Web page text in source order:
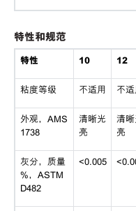
特性和规范
特性 10 12
粘度等级 不适用 不适
外观，AMS
1738
清晰光
亮
清晰
亮
灰分，质量
%，ASTM
D482
<0.005